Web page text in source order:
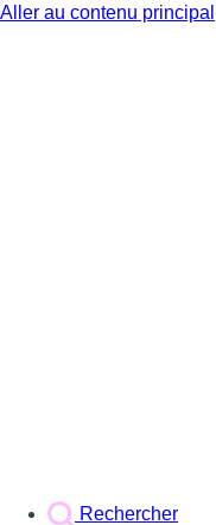
Aller au contenu principal
Rechercher